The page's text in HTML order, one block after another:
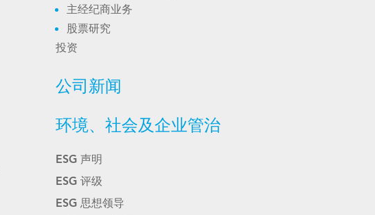
主经纪商业务
股票研究
投资
公司新闻
环境、社会及企业管治
ESG 声明
ESG 评级
ESG 思想领导